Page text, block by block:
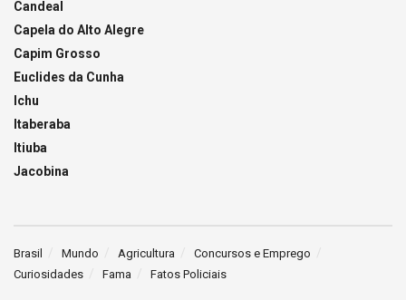
Candeal
Capela do Alto Alegre
Capim Grosso
Euclides da Cunha
Ichu
Itaberaba
Itiuba
Jacobina
Brasil Mundo Agricultura
Concursos e Emprego
Curiosidades
Fama Fatos Policiais